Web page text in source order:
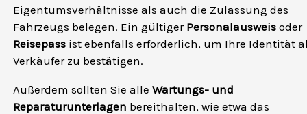
Eigentumsverhältnisse als auch die Zulassung des
Fahrzeugs belegen. Ein gültiger Personalausweis oder
Reisepass ist ebenfalls erforderlich, um Ihre Identität
Verkäufer zu bestätigen.
Außerdem sollten Sie alle Wartungs- und
Reparaturunterlagen bereithalten, wie etwa das